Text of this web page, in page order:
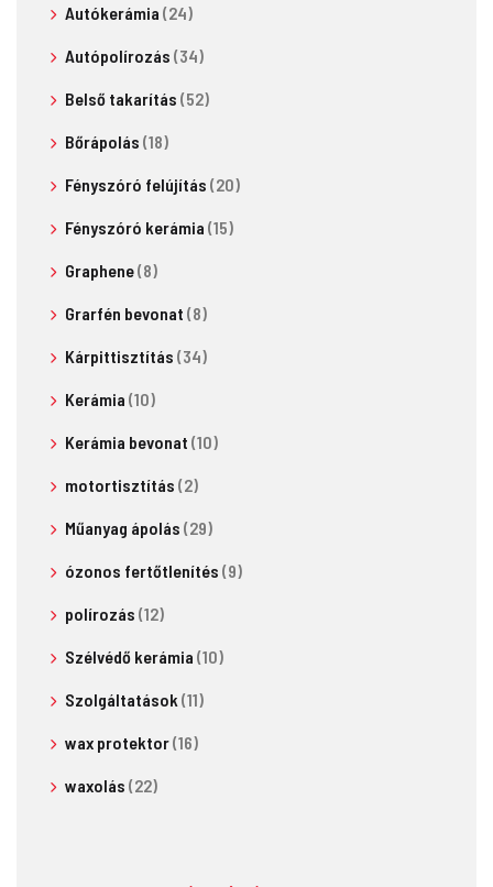
Autókerámia (24)
Autópolírozás (34)
Belső takarítás (52)
Bőrápolás (18)
Fényszóró felújítás (20)
Fényszóró kerámia (15)
Graphene(8)
Grarfén bevonat (8)
Kárpittisztítás (34)
Kerámia (10)
Kerámia bevonat (10)
motortisztítás (2)
Műanyag ápolás (29)
ózonos fertőtlenítés (9)
polírozás (12)
Szélvédő kerámia (10)
Szolgáltatások (11)
wax protektor(16)
waxolás (22)